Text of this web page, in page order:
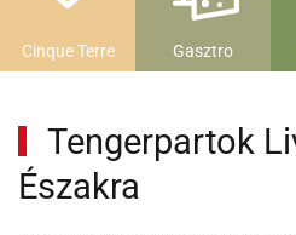
Cinque Terre Gasztro
Tengerpartok
Északra